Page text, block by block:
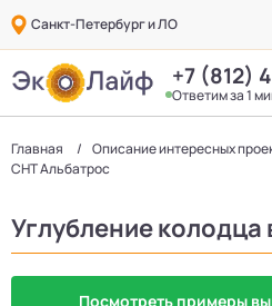
Санкт-Петербург и ЛО
+7 (812)
Ответим за 1
Главная Описание интересных
СНТ Альбатрос
Углубление
Посмотреть примеры